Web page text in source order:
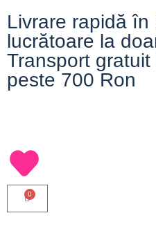
Livrare rapidă în
lucrătoare la
Transport
peste 700 Ron
0